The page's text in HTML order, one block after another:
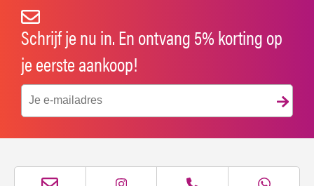
Schrijf je nu in. En ontvang 5% korting op
je eerste aankoop!